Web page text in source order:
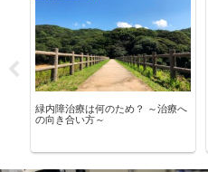
緑内障治療は何のため？ ～治療へ
の向き合い方～